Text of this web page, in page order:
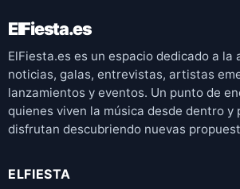
ElFiesta.es
ElFiesta.es es un espacio dedicado a la
noticias, galas, entrevistas, artistas
lanzamientos y eventos. Un punto de
quienes viven la música desde dentro y
disfrutan descubriendo nuevas
ELFIESTA